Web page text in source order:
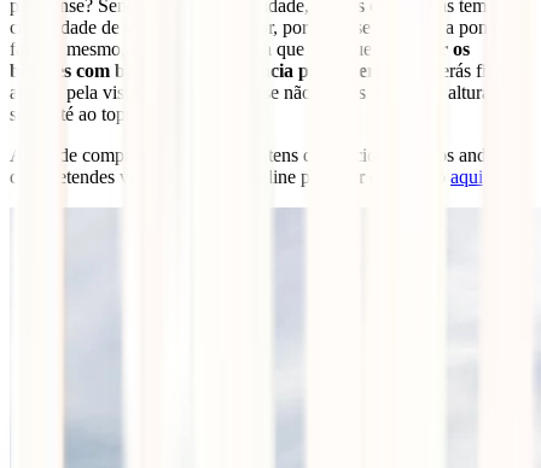
parisiense? Sendo o ex-libris da cidade, muitos dos turistas tem
curiosidade de visitar o seu interior, portanto, se estiveres a ponderar
fazer o mesmo, deves ter em conta que tens que
comprar os
bilhetes com bastante antecedência pela internet
. Poderás ficar
apenas pela vista do 2º andar ou, se não tiveres medo das alturas,
subir até ao topo da Torre Eiffel.
Antes de comprares o teu bilhete, tens que decidir quais os andares
que pretendes visitar. O bilhete online pode ser comprado aqui